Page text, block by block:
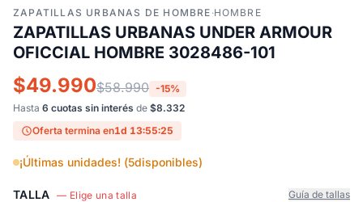
ZAPATILLAS URBANAS DE HOMBRE ·HOMBRE
ZAPATILLAS URBANAS UNDER ARMOUR
OFICCIAL HOMBRE 3028486-101
$49.990$58.990 -15%
Hasta 6 cuotas sin interés de $8.332
Oferta termina en1d 13:55:24
¡Últimas unidades! (5disponibles)
TALLA — Elige una talla Guía de tallas